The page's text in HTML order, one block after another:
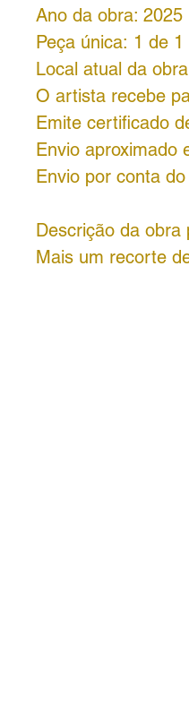
Ano da obra: 2025
Peça única: 1 de 1
Local atual da
O artista recebe
Emite certificado
Envio aproximado
Envio por conta
Descrição da obra
Mais um recorte